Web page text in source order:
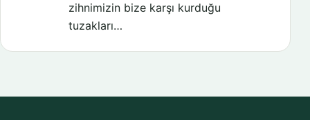
zihnimizin bize karşı kurduğu
tuzakları…